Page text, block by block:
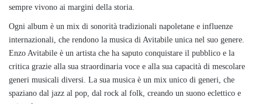
sempre vivono ai margini della storia.
Ogni album è un mix di sonorità tradizionali napoletane e influenze
internazionali, che rendono la musica di Avitabile unica nel suo genere.
Enzo Avitabile è un artista che ha saputo conquistare il pubblico e la
critica grazie alla sua straordinaria voce e alla sua capacità di mescolare
generi musicali diversi. La sua musica è un mix unico di generi, che
spaziano dal jazz al pop, dal rock al folk, creando un suono eclettico e